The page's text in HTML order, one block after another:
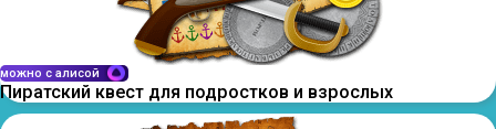
можно с алисой
Пиратский квест для подростков и взрослых